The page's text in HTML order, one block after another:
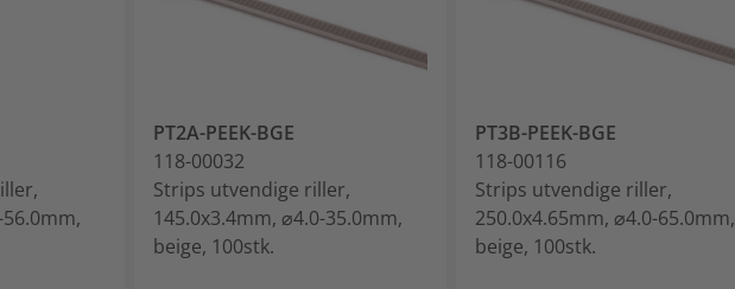
PT2A-PEEK-BGE
118-00032
Strips utvendige riller,
145.0x3.4mm, ⌀4.0-35.0mm,
beige, 100stk.
PT3B-PEEK-BGE
118-00116
Strips utvendige riller,
250.0x4.65mm, ⌀4.0-65.0mm,
beige, 100stk.